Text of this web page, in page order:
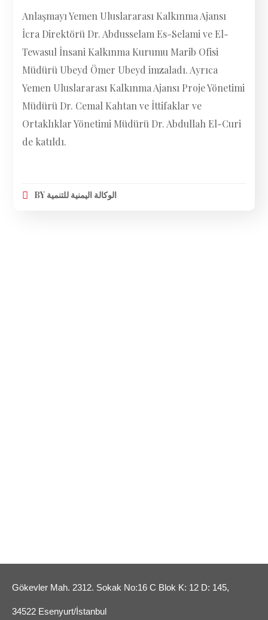
Anlaşmayı Yemen Uluslararası Kalkınma Ajansı
İcra Direktörü Dr. Abdusselam Es-Selami ve El-
Tewasul İnsani Kalkınma Kurumu Marib Ofisi
Müdürü Ubeyd Ömer Ubeyd imzaladı. Ayrıca
Yemen Uluslararası Kalkınma Ajansı Proje Yönetimi
Müdürü Dr. Cemal Kahtan ve İttifaklar ve
Ortaklıklar Yönetimi Müdürü Dr. Abdullah El-Curi
de katıldı.
BY الوكالة اليمنية للتنمية
Gökevler Mah. 2312. Sokak No:16 C Blok K: 12 D: 145,
34522 Esenyurt/İstanbul